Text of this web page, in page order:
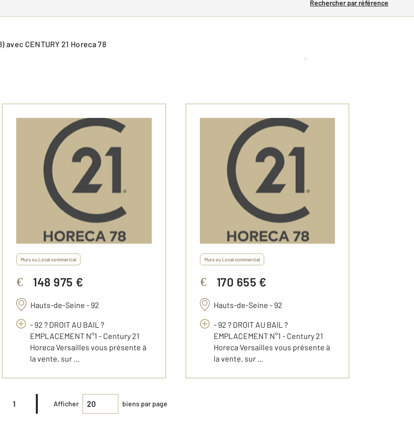
Rechercher par référence
CENTURY 21 Horeca 78
Créer une alerte
Murs ou Local commercial
€ 148 975 €
Hauts-de-Seine - 92
- 92 ? DROIT AU BAIL ?
EMPLACEMENT N°1 - Century 21
Horeca Versailles vous présente à
la vente, sur ...
Murs ou Local commercial
€ 170 655 €
Hauts-de-Seine - 92
- 92 ? DROIT AU BAIL ?
EMPLACEMENT N°1 - Century 21
Horeca Versailles vous présente à
la vente, sur ...
1 Afficher biens par page